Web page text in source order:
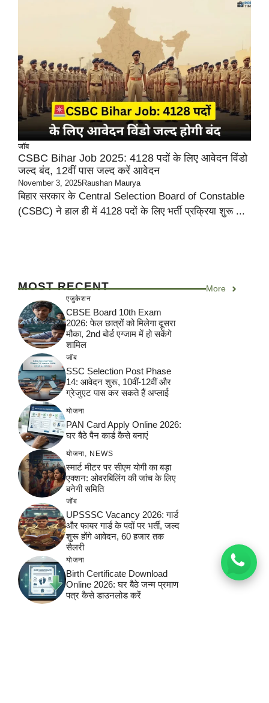
जॉब
CSBC Bihar Job 2025: 4128 पदों के लिए आवेदन विंडो
जल्द बंद, 12वीं पास जल्द करें आवेदन
November 3, 2025Raushan Maurya
बिहार सरकार के Central Selection Board of Constable
(CSBC) ने हाल ही में 4128 पदों के लिए भर्ती प्रक्रिया शुरू ...
MOST RECENT More
एजुकेशन
CBSE Board 10th Exam
2026: फेल छात्रों को मिलेगा दूसरा
मौका, 2nd बोर्ड एग्जाम में हो सकेंगे
शामिल
जॉब
SSC Selection Post Phase
14: आवेदन शुरू, 10वीं-12वीं और
ग्रेजुएट पास कर सकते हैं अप्लाई
योजना
PAN Card Apply Online 2026:
घर बैठे पैन कार्ड कैसे बनाएं
योजना NEWS
स्मार्ट मीटर पर सीएम योगी का बड़ा
एक्शन: ओवरबिलिंग की जांच के लिए
बनेगी समिति
जॉब
UPSSSC Vacancy 2026: गार्ड
और फायर गार्ड के पदों पर भर्ती, जल्द
शुरू होंगे आवेदन, 60 हजार तक
सैलरी
योजना
Birth Certificate Download
Online 2026: घर बैठे जन्म प्रमाण
पत्र कैसे डाउनलोड करें